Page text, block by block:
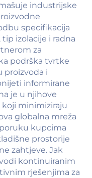
industrijske
specifikacija
izolacije i radna
za
podrška tvrtke
proizvoda i
informirane
je u njihove
koji minimiziraju
globalna mreža
kupcima
prostorije
zahtjeve. Jak
kontinuiranim
rješenjima za